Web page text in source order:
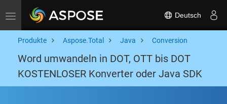
Toggle navigation Deutsch
Produkte Aspose.Total Java Conversion
Word umwandeln in DOT, OTT bis DOT
KOSTENLOSER Konverter oder Java SDK